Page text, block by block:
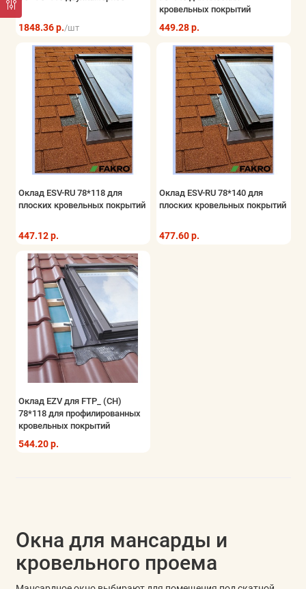
1848.36 р./шт
кровельных покрытий
449.28 р.
Оклад ESV-RU 78*118 для
плоских кровельных покрытий
447.12 р.
Оклад ESV-RU 78*140 для
плоских кровельных покрытий
477.60 р.
Оклад EZV для FTP_ (CH)
78*118 для профилированных
кровельных покрытий
544.20 р.
Окна для мансарды и
кровельного проема